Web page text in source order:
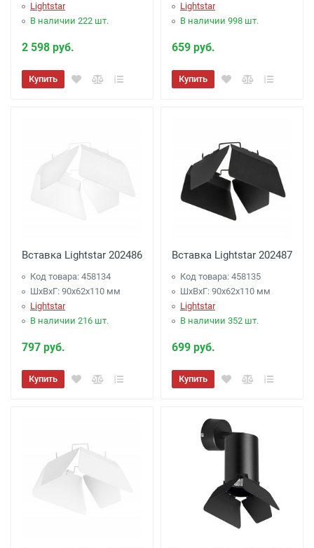
Lightstar
В наличии 222 шт.
2 598 руб.
Купить
Lightstar
В наличии 998 шт.
659 руб.
Купить
Вставка Lightstar 202486
Код товара: 458134
ШхВхГ: 90x62x110 мм
Lightstar
В наличии 216 шт.
797 руб.
Купить
Вставка Lightstar 202487
Код товара: 458135
ШхВхГ: 90x62x110 мм
Lightstar
В наличии 352 шт.
699 руб.
Купить